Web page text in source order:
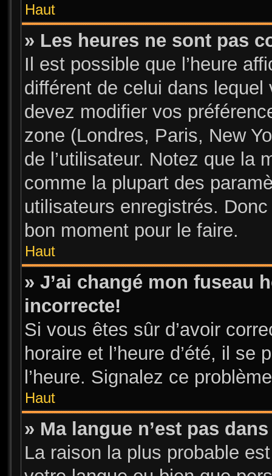
Haut
» Les heures ne sont pas
Il est possible que l’heure
différent de celui dans
devez modifier vos
zone (Londres, Paris, New
de l’utilisateur. Notez que la
comme la plupart des
utilisateurs enregistrés.
bon moment pour le faire.
Haut
» J’ai changé mon fuseau
incorrecte!
Si vous êtes sûr d’avoir
horaire et l’heure d’été, il
l’heure. Signalez ce
Haut
» Ma langue n’est pas
La raison la plus probable